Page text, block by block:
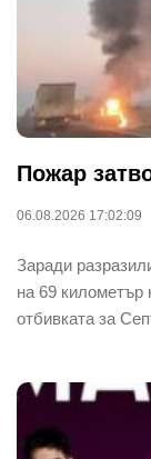
Пожар
06.08.2026 17:02:09
Заради
на 69 километър
отбивката за